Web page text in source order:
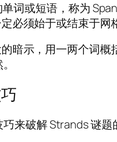
词或短语，称为
必须始于或结束于网
暗示，用一两个词
来破解 Strands 谜题